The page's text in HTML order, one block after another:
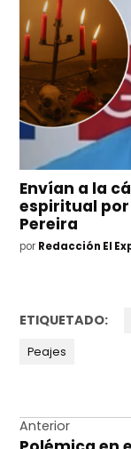
Envían a la
espiritual
Pereira
por Redacción El
ETIQUETADO:
Peajes
Anterior